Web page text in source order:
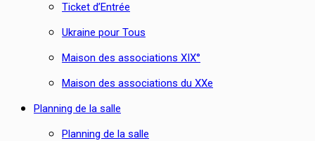
Ticket d’Entrée
Ukraine pour Tous
Maison des associations XIX°
Maison des associations du XXe
Planning de la salle
Planning de la salle